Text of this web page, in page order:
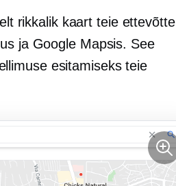
rikkalik kaart teie ettevõtte
ja Google Mapsis. See
esitamiseks teie